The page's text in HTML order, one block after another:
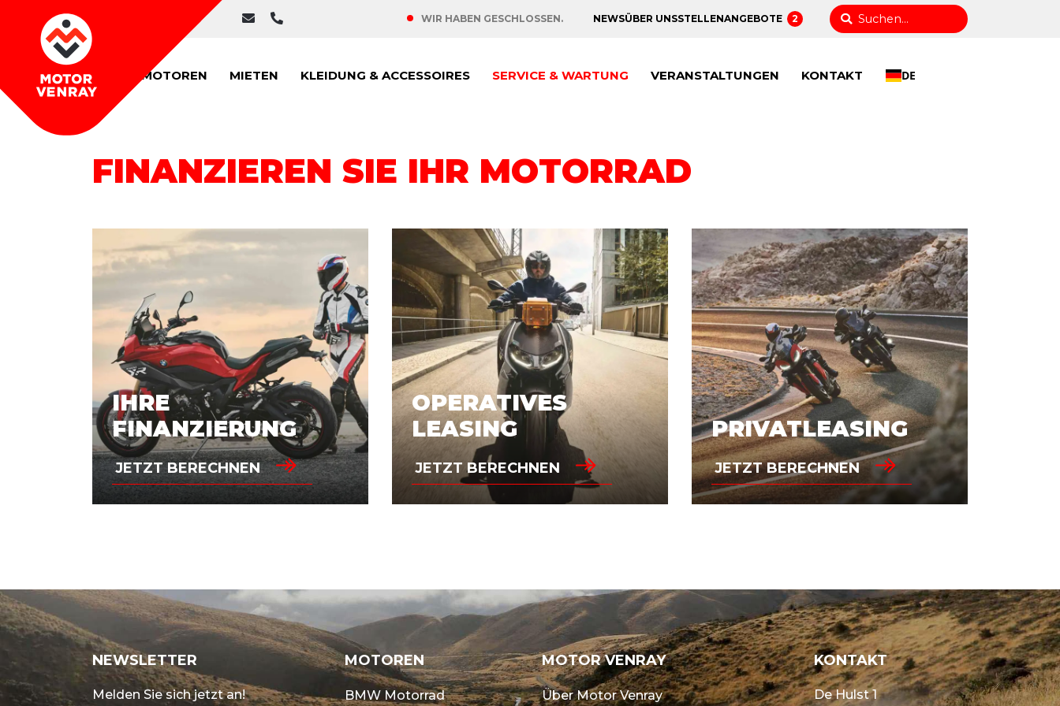
WIR HABEN GESCHLOSSEN. NEWSÜBER UNSSTELLENANGEBOTE 2
MOTOREN MIETEN KLEIDUNG & ACCESSOIRES SERVICE & WARTUNG VERANSTALTUNGEN KONTAKT DE
FINANZIEREN SIE IHR MOTORRAD
IHRE
FINANZIERUNG
JETZT BERECHNEN
OPERATIVES
LEASING
JETZT BERECHNEN
PRIVATLEASING
JETZT BERECHNEN
NEWSLETTER
Melden Sie sich jetzt an!
MOTOREN
BMW Motorrad
MOTOR VENRAY
Über Motor Venray
KONTAKT
De Hulst 1